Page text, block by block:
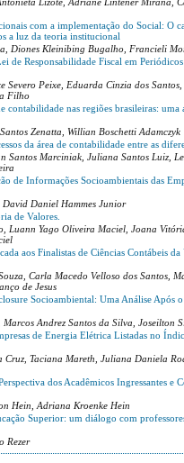
com a implementação do Social: O
a luz da teoria institucional
Diones Kleinibing Bugalho, Francieli
de Responsabilidade Fiscal em
Severo Peixe, Eduarda Cinzia dos
Filho
contabilidade nas regiões brasileiras: uma
Zenatta, Willian Boschetti Adamczyk
da área de contabilidade entre as
Santos Marciniak, Juliana Santos Luiz,
de Informações Socioambientais das
Daniel Hammes Junior
de Valores.
Luann Yago Oliveira Maciel, Joana
aos Finalistas de Ciências Contábeis
Carla Macedo Velloso dos Santos,
de Jesus
Socioambiental: Uma Análise Após
Andrez Santos da Silva, Joseilton
de Energia Elétrica Listadas no
Cruz, Taciana Mareth, Juliana Daniela
dos Acadêmicos Ingressantes e
Hein, Adriana Kroenke Hein
Superior: um diálogo com
Rezer